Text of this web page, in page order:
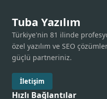
Tuba Yazılım
Türkiye'nin 81 ilinde
özel yazılım ve SEO
güçlü partneriniz.
İletişim
Hızlı Bağlantılar